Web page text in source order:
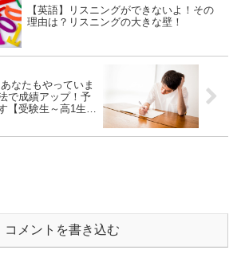
【英語】リスニングができないよ！その
理由は？リスニングの大きな壁！
なたもやっていま
で成績アップ！予
【受験生～高1生向
コメントを書き込む